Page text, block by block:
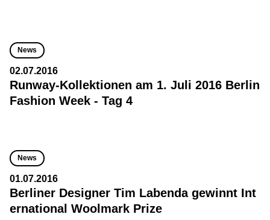
News
02.07.2016
Runway-Kollektionen am 1. Juli 2016 Berlin
Fashion Week - Tag 4
News
01.07.2016
Berliner Designer Tim Labenda gewinnt Int
ernational Woolmark Prize